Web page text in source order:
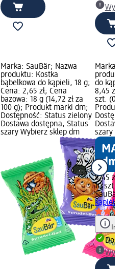
Marka: SauBär; Nazwa
produktu: Kostka
bąbelkowa do kąpieli, 18 g;
Cena: 2,65 zł; Cena
bazowa: 18 g (14,72 zł za
100 g); Produkt marki dm;
Dostępność: Status zielony
Dostawa dostępna, Status
szary Wybierz sklep dm
Marka:
do
8,45 zł;
szt.
Produkt
szary
8,45 zł
10 szt.
SauBär
kąpieli,